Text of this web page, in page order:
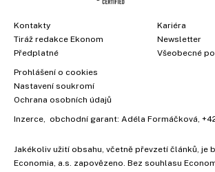
Kontakty
Tiráž redakce Ekonom
Předplatné
Kariéra
Newsletter
Všeobecné
Prohlášení o cookies
Nastavení soukromí
Ochrana osobních údajů
Inzerce , obchodní garant: Adéla Formáčková
Jakékoliv užití obsahu, včetně převzetí článků, je
Economia, a.s. zapovězeno. Bez souhlasu